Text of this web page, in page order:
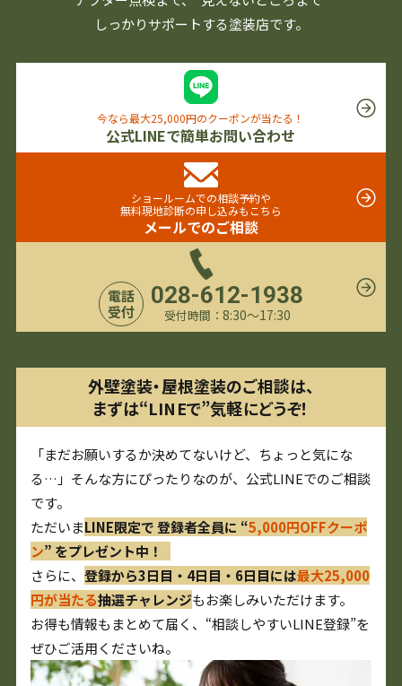
しっかりサポートする塗装店です。
今なら最大25,000円のクーポンが当たる！
公式LINEで簡単お問い合わせ
ショールームでの相談予約や
無料現地診断の申し込みもこちら
メールでのご相談
電話
受付
028-612-1938
受付時間： 8:30〜17:30
外壁塗装・屋根塗装のご相談は、
まずは“LINEで”気軽にどうぞ！
「まだお願いするか決めてないけど、ちょっと気にな
る…」そんな方にぴったりなのが、公式LINEでのご相談
です。
ただいまLINE限定で 登録者全員に “5,000円OFFクーポ
ン” をプレゼント中！
さらに、登録から3日目・4日目・6日目には最大25,000
円が当たる抽選チャレンジもお楽しみいただけます。
お得も情報もまとめて届く、“相談しやすいLINE登録”を
ぜひご活用くださいね。